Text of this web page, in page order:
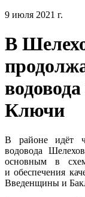
9 июля 2021 г.
В
Ключи
В районе идёт
водовода
основным в
и обеспечения
Введенщины и